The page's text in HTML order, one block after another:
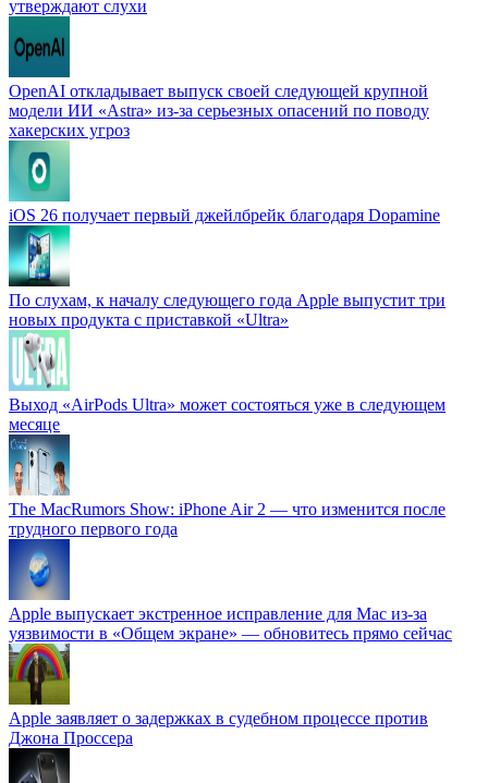
утверждают слухи
OpenAI откладывает выпуск своей следующей крупной
модели ИИ «Astra» из-за серьезных опасений по поводу
хакерских угроз
iOS 26 получает первый джейлбрейк благодаря Dopamine
По слухам, к началу следующего года Apple выпустит три
новых продукта с приставкой «Ultra»
Выход «AirPods Ultra» может состояться уже в следующем
месяце
The MacRumors Show: iPhone Air 2 — что изменится после
трудного первого года
Apple выпускает экстренное исправление для Mac из-за
уязвимости в «Общем экране» — обновитесь прямо сейчас
Apple заявляет о задержках в судебном процессе против
Джона Проссера